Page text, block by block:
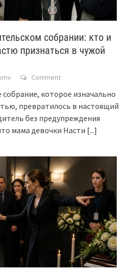
собрании: кто и
признаться в чужой
Comment
которое изначально
превратилось в настоящий
без предупреждения
мама девочки Насти [...]